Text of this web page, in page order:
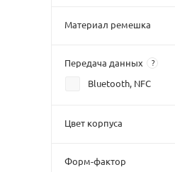
Материал ремешка
Передача данных ?
Bluetooth, NFC
Цвет корпуса
Форм-фактор